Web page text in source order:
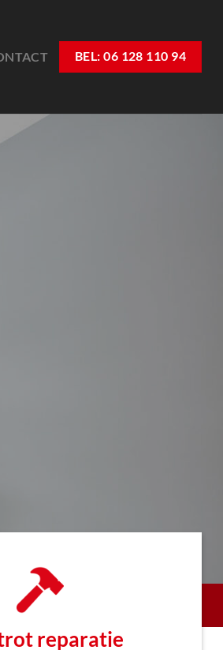
BEL: 06 128 110 94
reparatie